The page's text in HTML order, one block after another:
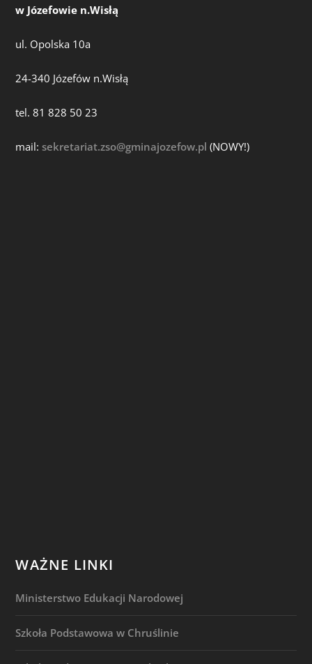
w Józefowie n.Wisłą
ul. Opolska 10a
24-340 Józefów n.Wisłą
tel. 81 828 50 23
mail:sekretariat.zso@gminajozefow.pl (NOWY!)
WAŻNE LINKI
Ministerstwo Edukacji Narodowej
Szkoła Podstawowa w Chruślinie